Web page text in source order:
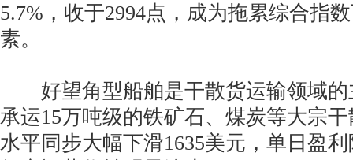
5.7%，收于2994点，成为拖累综合指
素。
好望角型船舶是干散货运输领域的
承运15万吨级的铁矿石、煤炭等大宗
水平同步大幅下滑1635美元，单日盈